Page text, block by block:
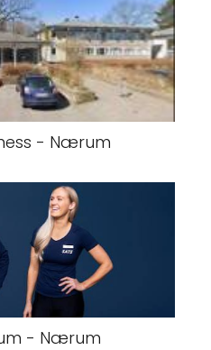
- Nærum
- Nærum